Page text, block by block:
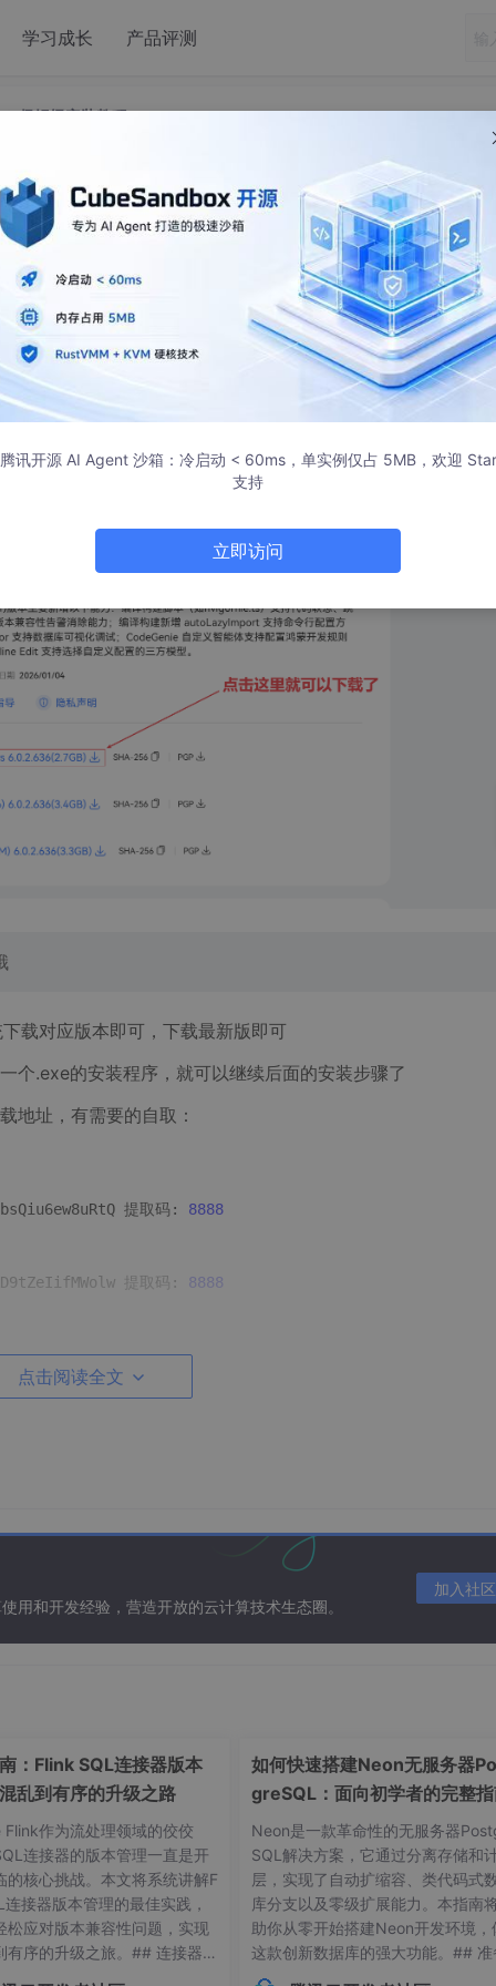
学习成长 产品评测
DevEco Studio保姆级安装教程
载对应版本即可，下载最新版即可
个.exe的安装程序，就可以继续后面的安装步骤了
地址，有需要的自取：
提取码: 8888
提取码: 8888
提取码: 8888
提取码: 8888
要包含中文或空格
符 ；此处还必须 保持网络畅通 ，且对外网访问 没有任何限制
点击阅读全文
用和开发经验，营造开放的云计算技术生态圈。
加入社区
：Flink SQL连接器版本
乱到有序的升级之路
作为流处理领域的佼佼
连接器的版本管理一直是开
的核心挑战。本文将系统讲解F
接器版本管理的最佳实践，
松应对版本兼容性问题，实现
有序的升级之旅。## 连接器版
如何快速搭建Neon无服务器
greSQL：面向初学者的完整
Neon是一款革命性的无服务器
SQL解决方案，它通过分离存储和
层，实现了自动扩缩容、类代码式
库分支以及零级扩展能力。本指南
助你从零开始搭建Neon开发环境，
这款创新数据库的强大功能。## 准
作：环境要求与依赖项在开始搭建
腾讯开源 AI Agent 沙箱：冷启动 < 60ms，单实例仅占 5MB，欢迎 Star
支持
立即访问